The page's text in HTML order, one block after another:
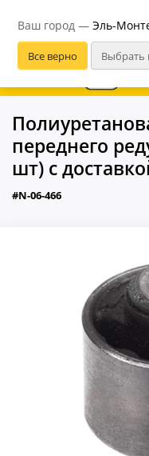
Ваш город — Эль-
В
переднего
шт) с
#N-06-466